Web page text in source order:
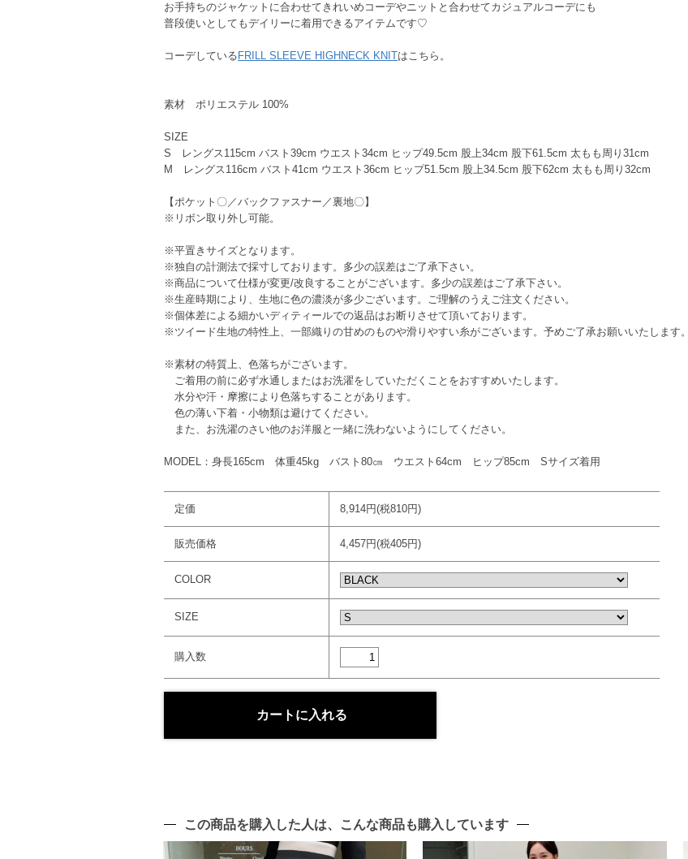
お手持ちのジャケットに合わせてきれいめコーデやニットと合わせてカジュアルコーデにも
普段使いとしてもデイリーに着用できるアイテムです♡
コーデしている FRILL SLEEVE HIGHNECK KNITはこちら。
素材 ポリエステル 100%
SIZE
S レングス115cm バスト39cm ウエスト34cm ヒップ49.5cm 股上34cm 股下61.5cm 太もも周り31cm
M レングス116cm バスト41cm ウエスト36cm ヒップ51.5cm 股上34.5cm 股下62cm 太もも周り32cm
【ポケット〇／バックファスナー／裏地〇】
※リボン取り外し可能。
※平置きサイズとなります。
※独自の計測法で採寸しております。多少の誤差はご了承下さい。
※商品について仕様が変更/改良することがございます。多少の誤差はご了承下さい。
※生産時期により、生地に色の濃淡が多少ございます。ご理解のうえご注文ください。
※個体差による細かいディティールでの返品はお断りさせて頂いております。
※ツイード生地の特性上、一部織りの甘めのものや滑りやすい糸がございます。予めご了承お願いいたします。
※素材の特質上、色落ちがございます。
ご着用の前に必ず水通しまたはお洗濯をしていただくことをおすすめいたします。
水分や汗・摩擦により色落ちすることがあります。
色の薄い下着・小物類は避けてください。
また、お洗濯のさい他のお洋服と一緒に洗わないようにしてください。
MODEL：身長165cm 体重45kg バスト80㎝ ウエスト64cm ヒップ85cm Sサイズ着用
定価 8,914円(税810円)
販売価格 4,457円(税405円)
COLOR
SIZE
購入数
この商品を購入した人は、こんな商品も購入しています